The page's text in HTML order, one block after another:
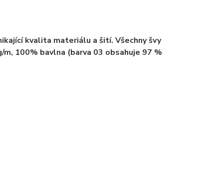
kvalita materiálu a šití. Všechny švy
100% bavlna (barva 03 obsahuje 97 %